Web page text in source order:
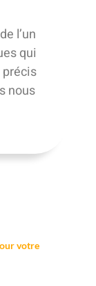
l’un
qui
nous
votre